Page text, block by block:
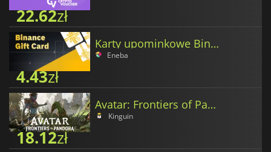
22.62zł
Karty upominkowe Binance w Bitcoin
Eneba
4.43zł
Avatar: Frontiers of Pandora Tokens
Kinguin
18.12zł